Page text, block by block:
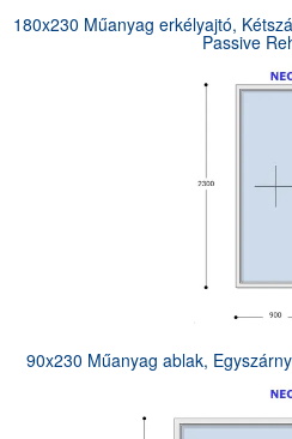
180x230 Műanyag erkélyajtó,
Passive
90x230 Műanyag ablak,